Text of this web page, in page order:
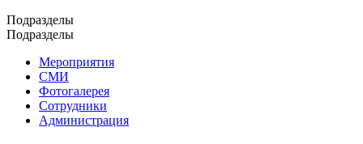
Подразделы
Подразделы
Мероприятия
СМИ
Фотогалерея
Сотрудники
Администрация